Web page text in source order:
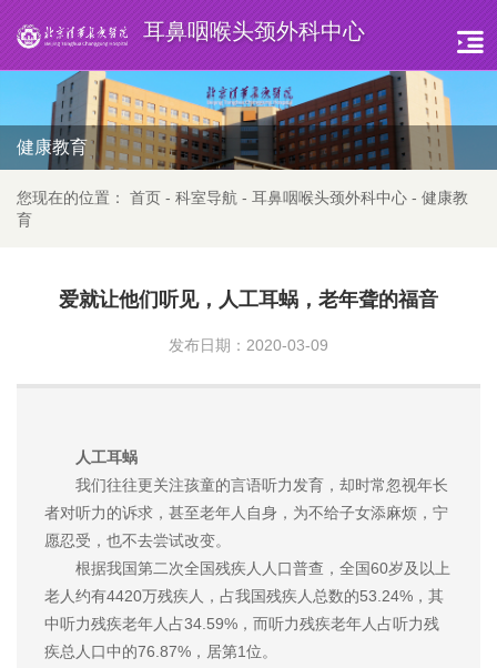
耳鼻咽喉头颈外科中心
健康教育
您现在的位置： 首页 - 科室导航 - 耳鼻咽喉头颈外科中心 - 健康教
育
爱就让他们听见，人工耳蜗，老年聋的福音
发布日期：2020-03-09
人工耳蜗
我们往往更关注孩童的言语听力发育，却时常忽视年长
者对听力的诉求，甚至老年人自身，为不给子女添麻烦，宁
愿忍受，也不去尝试改变。
根据我国第二次全国残疾人人口普查，全国60岁及以上
老人约有4420万残疾人，占我国残疾人总数的53.24%，其
中听力残疾老年人占34.59%，而听力残疾老年人占听力残
疾总人口中的76.87%，居第1位。